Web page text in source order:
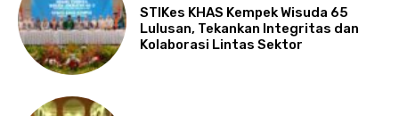
STIKes KHAS Kempek Wisuda 65
Lulusan, Tekankan Integritas dan
Kolaborasi Lintas Sektor